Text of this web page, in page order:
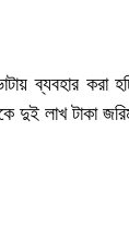
ব্যবহার
দুই লাখ টাকা